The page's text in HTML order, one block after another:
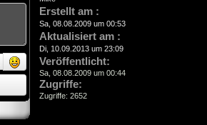
Erstellt am :
Sa, 08.08.2009 um 00:53
Aktualisiert am :
Di, 10.09.2013 um 23:09
Veröffentlicht:
Sa, 08.08.2009 um 00:44
Zugriffe:
Zugriffe: 2652